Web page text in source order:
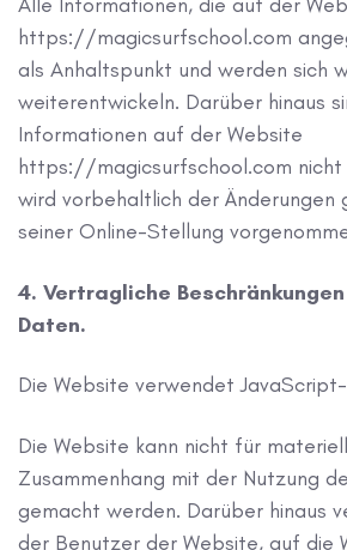
Alle Informationen, die auf der
https://magicsurfschool.com
als Anhaltspunkt und werden sich
weiterentwickeln. Darüber hinaus
Informationen auf der Website
https://magicsurfschool.com nicht
wird vorbehaltlich der Änderungen
seiner Online-Stellung
4. Vertragliche
Daten.
Die Website verwendet
Die Website kann nicht für
Zusammenhang mit der Nutzung
gemacht werden. Darüber hinaus
der Benutzer der Website, auf die